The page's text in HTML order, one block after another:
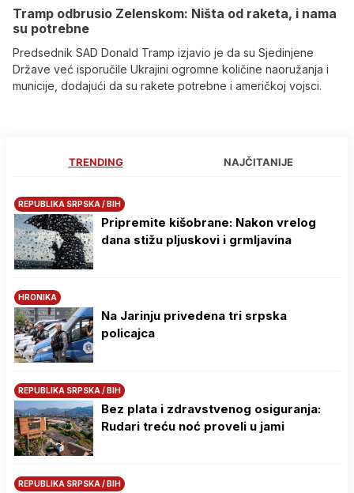
Tramp odbrusio Zelenskom: Ništa od raketa, i nama
su potrebne
Predsednik SAD Donald Tramp izjavio je da su Sjedinjene
Države već isporučile Ukrajini ogromne količine naoružanja i
municije, dodajući da su rakete potrebne i američkoj vojsci.
TRENDING NAJČITANIJE
REPUBLIKA SRPSKA / BIH
Pripremite kišobrane: Nakon vrelog
dana stižu pljuskovi i grmljavina
HRONIKA
Na Јarinju privedena tri srpska
policajca
REPUBLIKA SRPSKA / BIH
Bez plata i zdravstvenog osiguranja:
Rudari treću noć proveli u jami
REPUBLIKA SRPSKA / BIH